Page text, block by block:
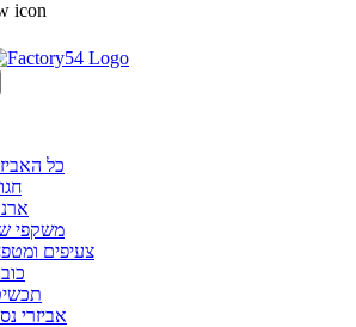
כל
משקפי
צעיפים
אביזרי